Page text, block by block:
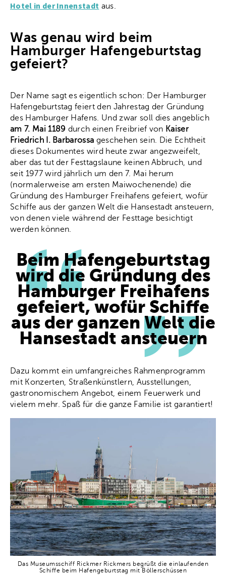
Hotel in der Innenstadt aus.
Was genau wird beim
Hamburger Hafengeburtstag
gefeiert?
Der Name sagt es eigentlich schon: Der Hamburger
Hafengeburtstag feiert den Jahrestag der Gründung
des Hamburger Hafens. Und zwar soll dies angeblich
am 7. Mai 1189 durch einen Freibrief von Kaiser
Friedrich I. Barbarossa geschehen sein. Die Echtheit
dieses Dokumentes wird heute zwar angezweifelt,
aber das tut der Festtagslaune keinen Abbruch, und
seit 1977 wird jährlich um den 7. Mai herum
(normalerweise am ersten Maiwochenende) die
Gründung des Hamburger Freihafens gefeiert, wofür
Schiffe aus der ganzen Welt die Hansestadt ansteuern,
von denen viele während der Festtage besichtigt
werden können.
Beim Hafengeburtstag
wird die Gründung des
Hamburger Freihafens
gefeiert, wofür Schiffe
aus der ganzen Welt die
Hansestadt ansteuern
Dazu kommt ein umfangreiches Rahmenprogramm
mit Konzerten, Straßenkünstlern, Ausstellungen,
gastronomischem Angebot, einem Feuerwerk und
vielem mehr. Spaß für die ganze Familie ist garantiert!
Das Museumsschiff Rickmer Rickmers begrüßt die einlaufenden
Schiffe beim Hafengeburtstag mit Böllerschüssen